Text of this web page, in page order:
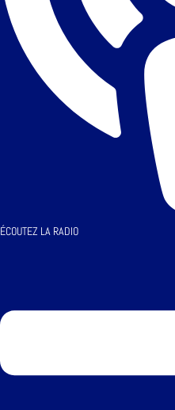
ÉCOUTEZ LA RADIO